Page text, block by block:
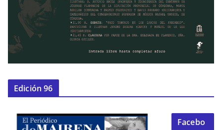
Edición 96
Facebo